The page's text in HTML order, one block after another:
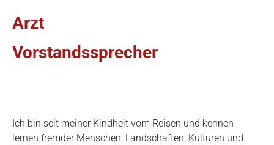
Arzt
Vorstandssprecher
Ich bin seit meiner Kindheit vom Reisen und kennen
lernen fremder Menschen, Landschaften, Kulturen und